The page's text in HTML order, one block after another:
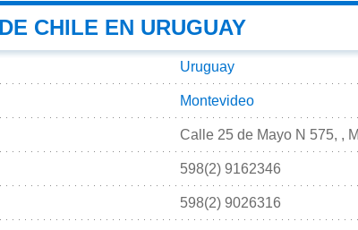
CHILE EN URUGUAY
Uruguay
Montevideo
Calle 25 de Mayo N 575, ,
598(2) 9162346
598(2) 9026316